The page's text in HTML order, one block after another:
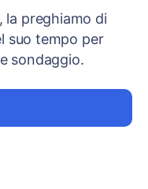
la preghiamo di
suo tempo per
sondaggio.